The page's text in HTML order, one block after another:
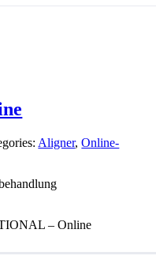
Aligner,Online-
– Online